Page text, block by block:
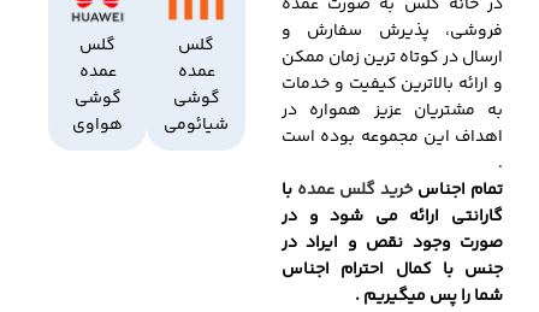
فروشی، پذیرش سفارش و
ارسال در کوتاه ترین زمان ممکن
و ارائه بالاترین کیفیت و خدمات
به مشتریان عزیز همواره در
اهداف این مجموعه بوده است
.
تمام اجناسخرید گلس عمده با
گارانتی ارائه می شود و در
صورت وجود نقص و ایراد در
جنس با کمال احترام اجناس
شما را پس میگیریم .
گلس
عمده
گوشی
شیائومی
گلس
عمده
گوشی
هواوی